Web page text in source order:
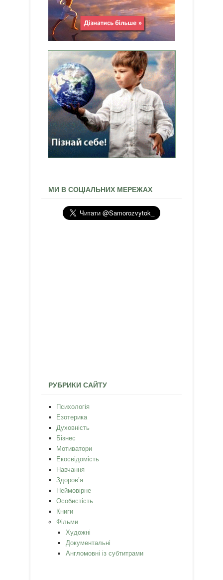
МИ В СОЦІАЛЬНИХ МЕРЕЖАХ
РУБРИКИ САЙТУ
Психологія
Езотерика
Духовність
Бізнес
Мотиватори
Екосвідомість
Навчання
Здоров’я
Неймовірне
Особистість
Книги
Фільми
Художні
Документальні
Англомовні із субтитрами